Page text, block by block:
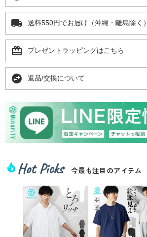
local_shipping 送料550円でお届け（沖縄・離島除く）
card_giftcard プレゼントラッピングはこちら
swap_horizontal_circle 返品/交換について
local_fire_department Hot Picks 今最も注目のアイテム